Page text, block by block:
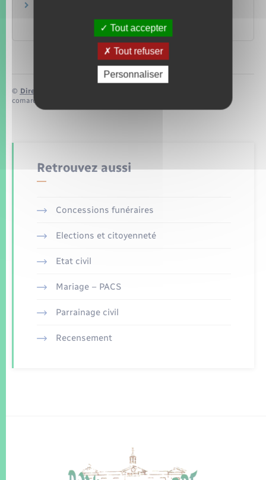
© Direction de l’information légale et administrative
comarquage developpé par
Retrouvez aussi
Concessions funéraires
Elections et citoyenneté
Etat civil
Mariage – PACS
Parrainage civil
Recensement
Tout accepter
Tout refuser
Personnaliser